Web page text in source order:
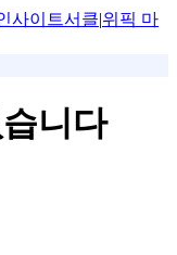
사이트서클|위픽 마
니다